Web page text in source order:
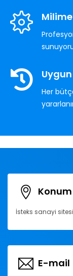
Her
Konum
İsteks sanayi
E-mail